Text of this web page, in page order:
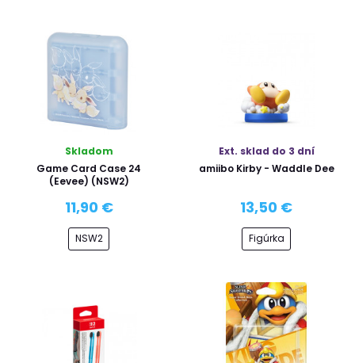
Skladom
Game Card Case 24
(Eevee) (NSW2)
11,90 €
NSW2
Ext. sklad do 3 dní
amiibo Kirby - Waddle Dee
13,50 €
Figúrka